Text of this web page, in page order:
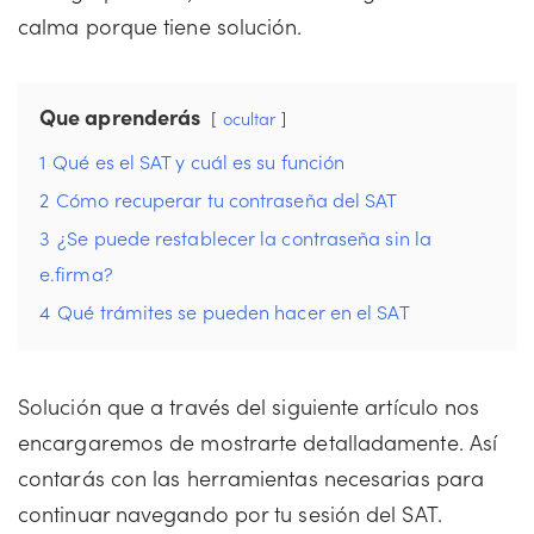
calma porque tiene solución.
Que aprenderás ocultar
1 Qué es el SAT y cuál es su función
2 Cómo recuperar tu contraseña del SAT
3 ¿Se puede restablecer la contraseña sin la
e.firma?
4 Qué trámites se pueden hacer en el SAT
Solución que a través del siguiente artículo nos
encargaremos de mostrarte detalladamente. Así
contarás con las herramientas necesarias para
continuar navegando por tu sesión del SAT.